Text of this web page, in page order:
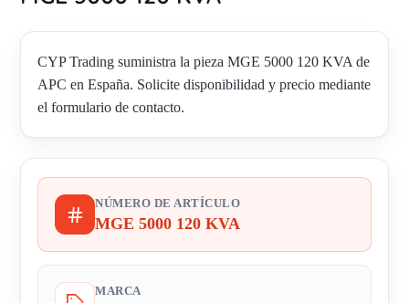
CYP Trading suministra la pieza MGE 5000 120 KVA de
APC en España. Solicite disponibilidad y precio mediante
el formulario de contacto.
NÚMERO DE ARTÍCULO
MGE 5000 120 KVA
MARCA